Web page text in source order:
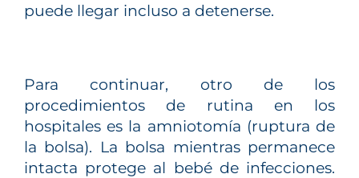
puede llegar incluso a detenerse.
Para continuar, otro de los
procedimientos de rutina en los
hospitales es la amniotomía (ruptura de
la bolsa). La bolsa mientras permanece
intacta protege al bebé de infecciones.